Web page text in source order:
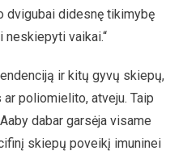
dvigubai didesnę tikimybę
vaikai.“
ir kitų gyvų skiepų,
poliomielito, atveju. Taip
dabar garsėja visame
skiepų poveikį imuninei